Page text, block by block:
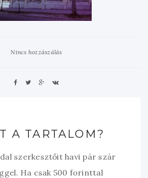
Nincs hozzászálás
A TARTALOM?
szerkesztőit havi pár szár
Ha csak 500 forinttal